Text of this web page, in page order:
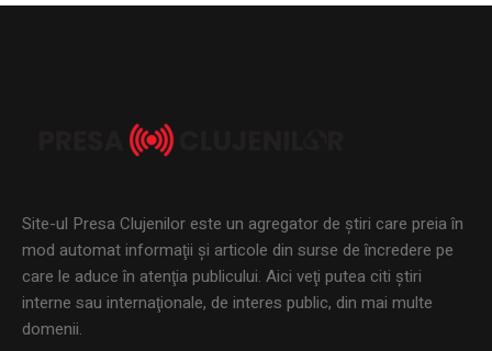
Site-ul Presa Clujenilor este un agregator de ştiri care preia în
mod automat informaţii şi articole din surse de încredere pe
care le aduce în atenţia publicului. Aici veţi putea citi ştiri
interne sau internaţionale, de interes public, din mai multe
domenii.